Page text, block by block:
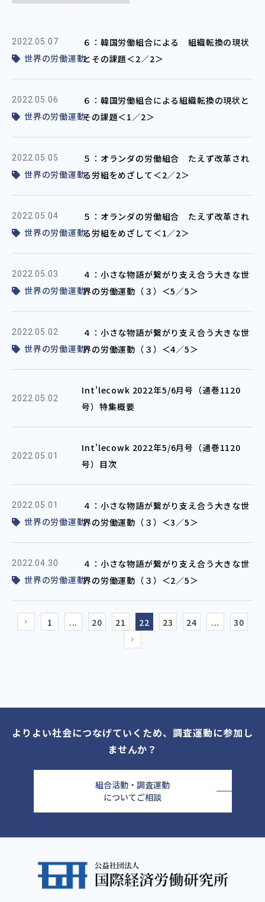
2022.05.07
世界の労働運動
６：韓国労働組合による 組織転換の現状
とその課題＜2／2＞
2022.05.06
世界の労働運動
６：韓国労働組合による組織転換の現状と
その課題＜1／2＞
2022.05.05
世界の労働運動
５：オランダの労働組合 たえず改革され
る労組をめざして＜2／2＞
2022.05.04
世界の労働運動
５：オランダの労働組合 たえず改革され
る労組をめざして＜1／2＞
2022.05.03
世界の労働運動
４：小さな物語が繋がり支え合う大きな世
界の労働運動（３）＜5／5＞
2022.05.02
世界の労働運動
４：小さな物語が繋がり支え合う大きな世
界の労働運動（３）＜4／5＞
2022.05.02
Int'lecowk 2022年5/6月号（通巻1120
号）特集概要
2022.05.01
Int'lecowk 2022年5/6月号（通巻1120
号）目次
2022.05.01
世界の労働運動
４：小さな物語が繋がり支え合う大きな世
界の労働運動（３）＜3／5＞
2022.04.30
世界の労働運動
４：小さな物語が繋がり支え合う大きな世
界の労働運動（３）＜2／5＞
1 ... 20 21 22 23 24 ... 30
よりよい社会につなげていくため、調査運動に参加し
ませんか？
組合活動・調査運動
についてご相談